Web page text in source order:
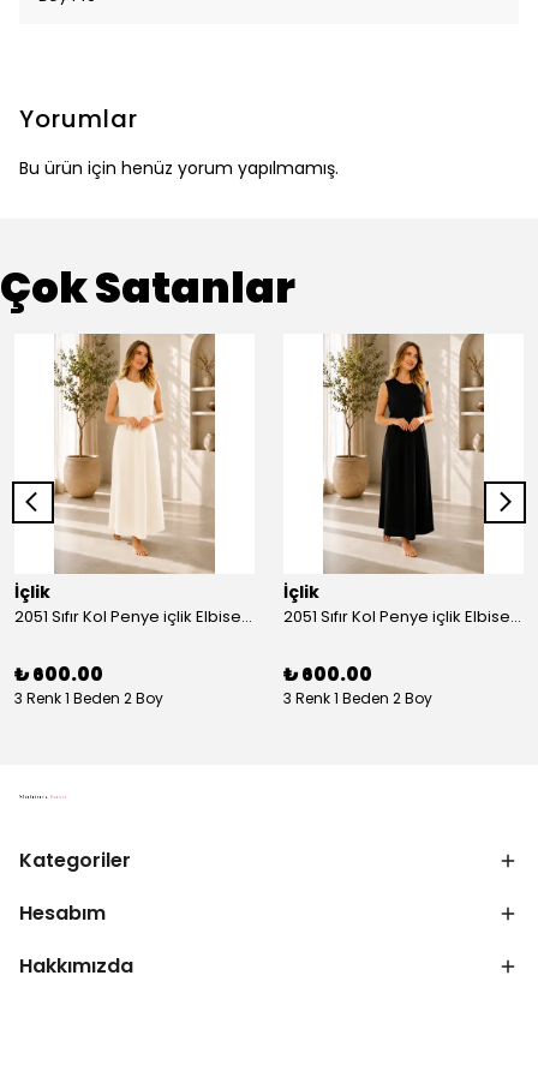
Yorumlar
Bu ürün için henüz yorum yapılmamış.
Çok Satanlar
İçlik
2051 Sıfır Kol Penye içlik Elbise - Ekru
₺ 600.00
3 Renk 1 Beden 2 Boy
İçlik
2051 Sıfır Kol Penye içlik Elbise - Siyah
₺ 600.00
3 Renk 1 Beden 2 Boy
Kategoriler
Hesabım
Hakkımızda